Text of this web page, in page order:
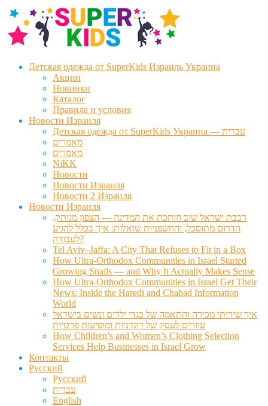
Перейти
навигации
Перейти
содержимому
Детская одежда от SuperKids Израиль Украина
Акции
Новинки
Каталог
Правила и условия
Новости Израиля
Детская одежда от SuperKids Украина — עברית
מאמרים
מאמרים
NiKK
Новости
Новости Израиля
Новости 2 Израиля
Новости Израиля
רכבת ישראל שוב חותכת את המדינה — הצפון מנותק,
הדרום מתוסכל, והחשפניות שואלות: איך בכלל להגיע
לעבודה?
Tel Aviv–Jaffa: A City That Refuses to Fit in a Box
How Ultra-Orthodox Communities in Israel Started
Growing Snails — and Why It Actually Makes Sense
How Ultra-Orthodox Communities in Israel Get Their
News: Inside the Haredi and Chabad Information
World
איך שירותי מכירה והתאמה של בגדי ילדים ונשים בישראל
עוזרים לעסק של רקדניות ומופיעות פרטיות
How Children’s and Women’s Clothing Selection
Services Help Businesses in Israel Grow
Контакты
Русский
Русский
עברית
English